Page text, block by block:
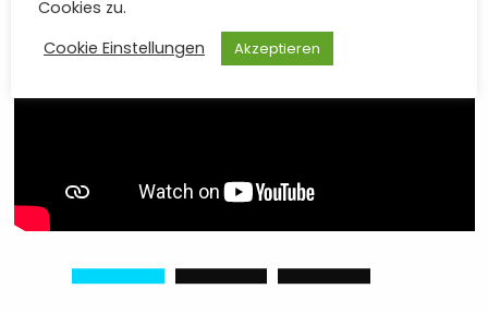
Cookies zu.
Cookie Einstellungen
Akzeptieren